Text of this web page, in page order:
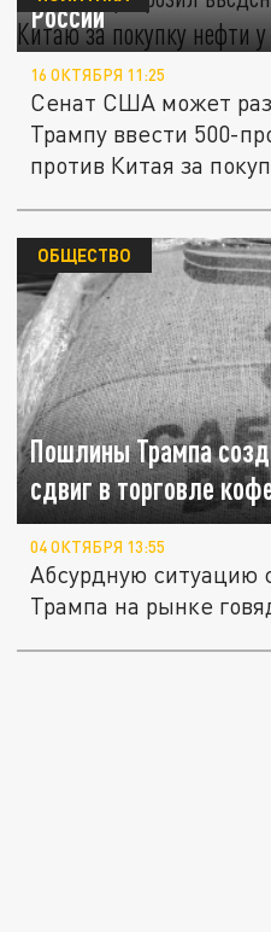
России
16 ОКТЯБРЯ 11:25
Сенат США может
Трампу ввести 500-
против Китая за
Пошлины Трампа
сдвиг в торговле
ОБЩЕСТВО
04 ОКТЯБРЯ 13:55
Абсурдную ситуацию
Трампа на рынке